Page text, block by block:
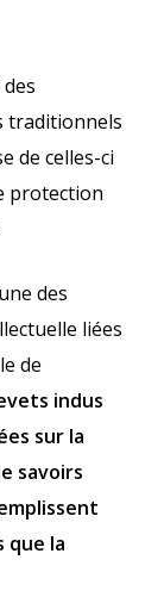
traditionnels
de celles-ci
protection
des
liées
de
indus
sur la
savoirs
que la